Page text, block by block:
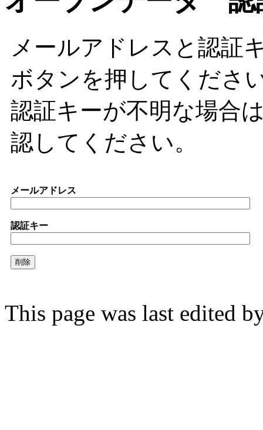
メールアドレスと認証
ボタンを押してくださ
認証キーが不明な場合
認してください。
メールアドレス
認証キー
This page was last edited